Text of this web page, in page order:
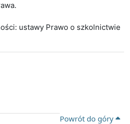
ustawy Prawo o szkolnictwie
Powrót do góry